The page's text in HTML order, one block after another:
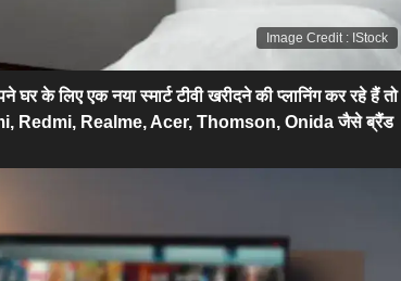
Image Credit: IStock
के लिए एक नया स्मार्ट टीवी खरीदने की प्लानिंग कर रहे हैं तो
Redmi, Realme, Acer, Thomson, Onida जैसे ब्रैंड